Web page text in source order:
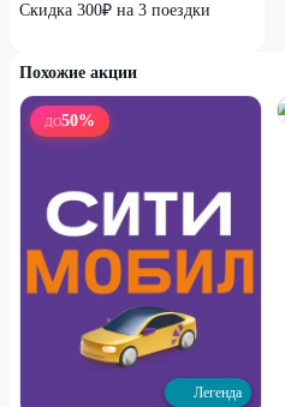
Скидка 300₽ на 3 поездки
Похожие акции
ДО50%
Легенда